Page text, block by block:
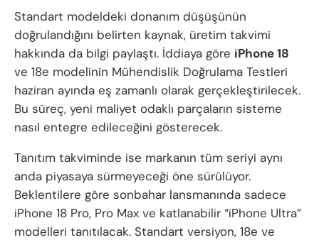
Standart modeldeki donanım düşüşünün
doğrulandığını belirten kaynak, üretim takvimi
hakkında da bilgi paylaştı. İddiaya göre iPhone 18
ve 18e modelinin Mühendislik Doğrulama Testleri
haziran ayında eş zamanlı olarak gerçekleştirilecek.
Bu süreç, yeni maliyet odaklı parçaların sisteme
nasıl entegre edileceğini gösterecek.
Tanıtım takviminde ise markanın tüm seriyi aynı
anda piyasaya sürmeyeceği öne sürülüyor.
Beklentilere göre sonbahar lansmanında sadece
iPhone 18 Pro, Pro Max ve katlanabilir “iPhone Ultra”
modelleri tanıtılacak. Standart versiyon, 18e ve